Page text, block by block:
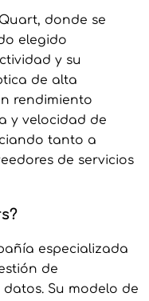
donde se
elegido
y su
de alta
rendimiento
y velocidad de
tanto a
de servicios
especializada
de
Su modelo de